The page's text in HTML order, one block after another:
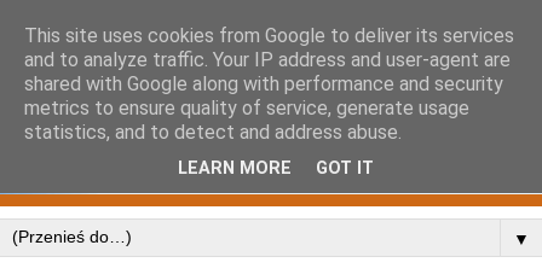
▼
This site uses cookies from Google to deliver its services
and to analyze traffic. Your IP address and user-agent are
shared with Google along with performance and security
metrics to ensure quality of service, generate usage
statistics, and to detect and address abuse.
LEARN MORE GOT IT